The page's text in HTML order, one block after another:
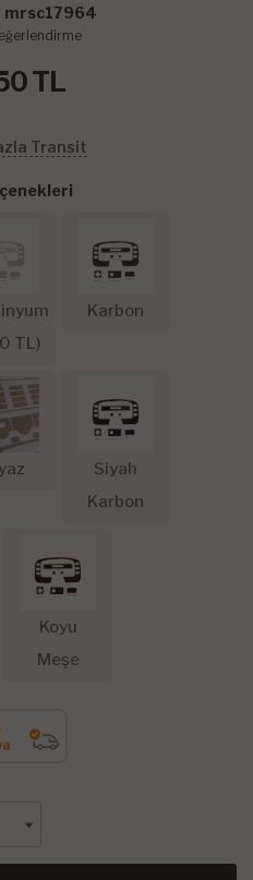
mrsc17964
TL
Transit
TL)
Karbon
Siyah
Karbon
Koyu
Meşe